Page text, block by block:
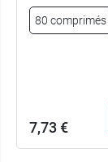
80 comprimés
7,73 €